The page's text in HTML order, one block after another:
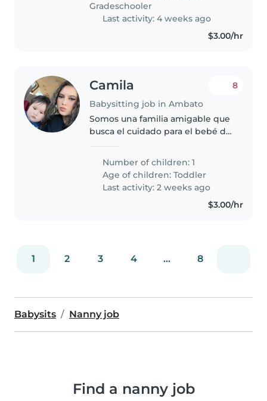
Gradeschooler
Last activity: 4 weeks ago
$3.00/hr
Camila
Babysitting job in Ambato
8
Somos una familia amigable que
busca el cuidado para el bebé de
Number of children: 1
Age of children:Toddler
Last activity: 2 weeks ago
$3.00/hr
1 2 3 4 ... 8
Babysits Nanny job
Find a nanny job